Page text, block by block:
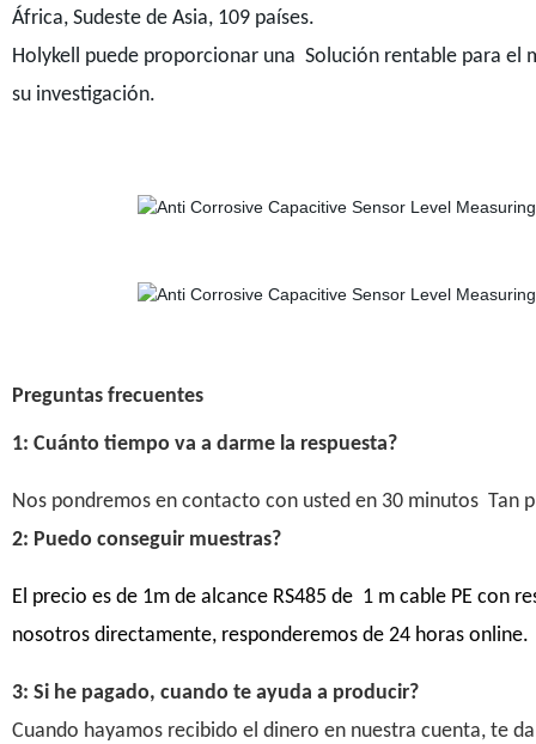
África, Sudeste de Asia, 109 países.
Holykell puede proporcionar una Solución rentable para
su investigación.
Preguntas frecuentes
1: Cuánto tiempo va a darme la respuesta?
Nos pondremos en contacto con usted en 30 minutos Tan
2: Puedo conseguir muestras?
El precio es de 1m de alcance RS485 de 1 m cable PE con
nosotros directamente, responderemos de 24 horas
3: Si he pagado, cuando te ayuda a producir?
Cuando hayamos recibido el dinero en nuestra cuenta, te